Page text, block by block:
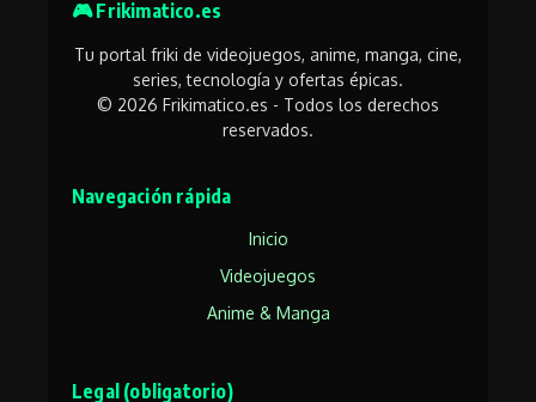
🎮 Frikimatico.es
Tu portal friki de videojuegos, anime, manga, cine,
series, tecnología y ofertas épicas.
© 2026 Frikimatico.es - Todos los derechos
reservados.
Navegación rápida
Inicio
Videojuegos
Anime & Manga
Legal (obligatorio)